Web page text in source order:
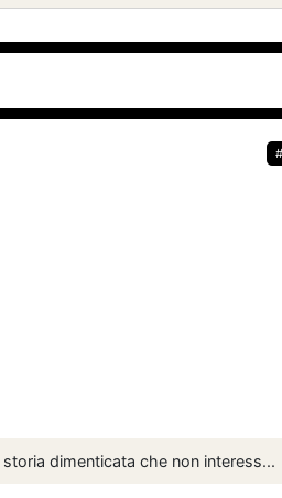
dimenticata che non interess...